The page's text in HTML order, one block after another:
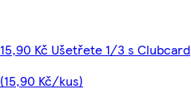
15,90 Kč Ušetřete 1/3 s Clubcard
(15,90 Kč/kus)